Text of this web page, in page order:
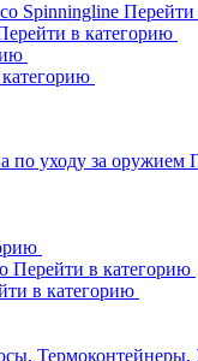
Spinningline Перейти
в категорию
по уходу за оружием
Перейти в категорию
в категорию
Термоконтейнеры,